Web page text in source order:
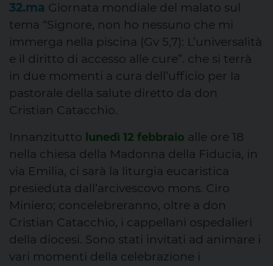
32.ma Giornata mondiale del malato sul
tema “Signore, non ho nessuno che mi
immerga nella piscina (Gv 5,7): L’universalità
e il diritto di accesso alle cure”. che si terrà
in due momenti a cura dell’ufficio per la
pastorale della salute diretto da don
Cristian Catacchio.
Innanzitutto lunedì 12 febbraio alle ore 18
nella chiesa della Madonna della Fiducia, in
via Emilia, ci sarà la liturgia eucaristica
presieduta dall’arcivescovo mons. Ciro
Miniero; concelebreranno, oltre a don
Cristian Catacchio, i cappellani ospedalieri
della diocesi. Sono stati invitati ad animare i
vari momenti della celebrazione i